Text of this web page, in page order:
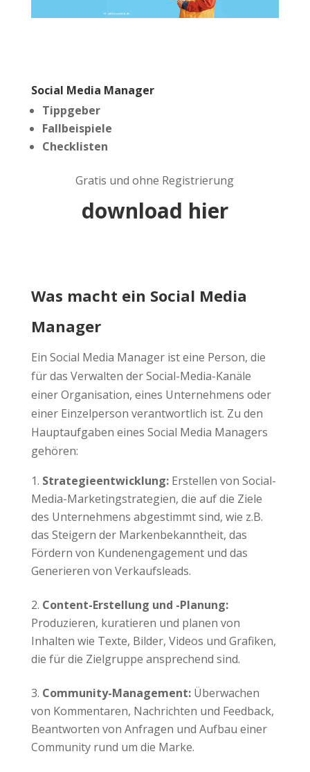
Social Media Manager
Tippgeber
Fallbeispiele
Checklisten
Gratis und ohne Registrierung
download hier
Was macht ein Social Media
Manager
Ein Social Media Manager ist eine Person, die
für das Verwalten der Social-Media-Kanäle
einer Organisation, eines Unternehmens oder
einer Einzelperson verantwortlich ist. Zu den
Hauptaufgaben eines Social Media Managers
gehören:
Strategieentwicklung:Erstellen von Social-
Media-Marketingstrategien, die auf die Ziele
des Unternehmens abgestimmt sind, wie z.B.
das Steigern der Markenbekanntheit, das
Fördern von Kundenengagement und das
Generieren von Verkaufsleads.
Content-Erstellung und -Planung:
Produzieren, kuratieren und planen von
Inhalten wie Texte, Bilder, Videos und Grafiken,
die für die Zielgruppe ansprechend sind.
Community-Management:Überwachen
von Kommentaren, Nachrichten und Feedback,
Beantworten von Anfragen und Aufbau einer
Community rund um die Marke.